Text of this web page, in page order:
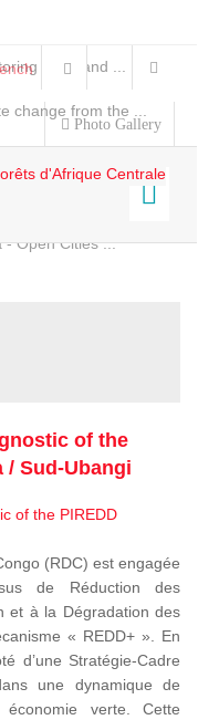
and Land ...
change from the ...
- Open Cities ...
Photo Gallery
of the
/ Sud-Ubangi
(RDC) est engagée
de Réduction des
et à la Dégradation des
« REDD+ ». En
d’une Stratégie-Cadre
une dynamique de
verte. Cette